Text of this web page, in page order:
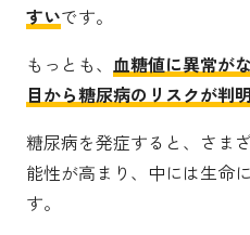
すいです。
もっとも、 血糖値に異常が
目から糖尿病のリスクが判
糖尿病を発症すると、さま
能性が高まり、中には生命
す。